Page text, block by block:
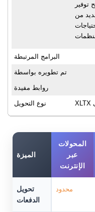
توفير
من
البرامج المرتبطة
تم تطويره بواسطة
روابط مفيدة
نوع التحويل
الميزة
المحولات
عبر
الإنترنت
تحويل
الدفعات
محدود